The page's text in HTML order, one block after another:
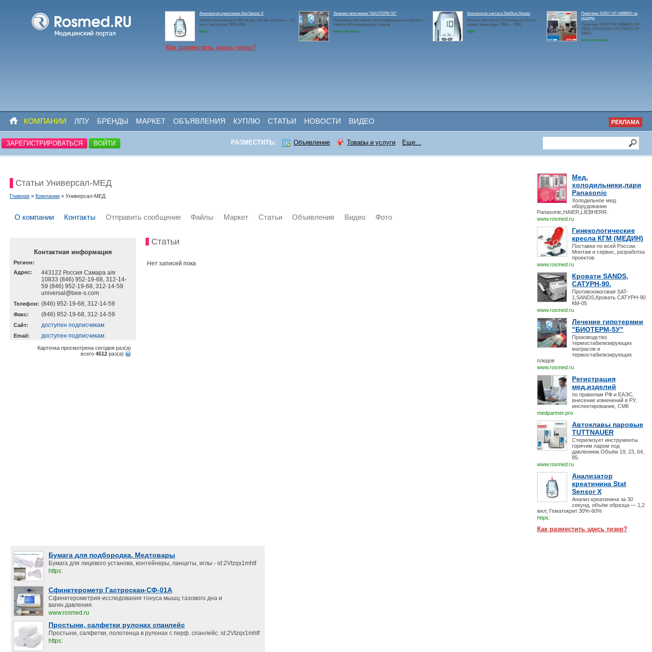
Анализатор креатинина Stat Sensor X
Анализ креатинина за 30 секунд, объём образца — 1,2
мкл; Гематокрит 30%-60%
https:
Лечение гипотермии "БИОТЕРМ-5У"
Производство термостабилизирующих матрасов и
термостабилизирующих пледов
www.rosmed.ru
Анализатор лактата StatStrip Xpress
Анализ лактата за 13 секунд из 0,6 мкл
крови, Гематокрит: 20% — 65%
https:
Принтеры SONY UP-X898MD на
складе.
Принтеры SONY UP-X898MD,UP-
25MD,UP-D25MD,UP-D55MD,UP-
55MD.
www.rosmed.ru
Как разместить здесь тизер?
КОМПАНИИ ЛПУ БРЕНДЫ МАРКЕТ ОБЪЯВЛЕНИЯ КУПЛЮ СТАТЬИ НОВОСТИ ВИДЕО РЕКЛАМА
ЗАРЕГИСТРИРОВАТЬСЯ ВОЙТИ РАЗМЕСТИТЬ: Объявление Товары и услуги Еще...
Мед.
холодильники,лари
Panasonic
Холодильное мед.
оборудование
Panasonic,HAIER,LIEBHERR.
www.rosmed.ru
Гинекологические
кресла КГМ (МЕДИН)
Поставки по всей России.
Монтаж и сервис, разработка
проектов.
www.rosmed.ru
Кровати SANDS,
САТУРН-90.
Противоожоговая SAT-
1,SANDS,Кровать САТУРН-90
КМ-05
www.rosmed.ru
Лечение гипотермии
"БИОТЕРМ-5У"
Производство
термостабилизирующих
матрасов и
термостабилизирующих
пледов
www.rosmed.ru
Регистрация
мед.изделий
по правилам РФ и ЕАЭС,
внесение изменений в РУ,
инспектирование, СМК
medpartner.pro
Автоклавы паровые
TUTTNAUER
Стерилизует инструменты
горячим паром под
давлением.Объём 19, 23, 64,
85.
www.rosmed.ru
Анализатор
креатинина Stat
Sensor X
Анализ креатинина за 30
секунд, объём образца — 1,2
мкл; Гематокрит 30%-60%
https:
Как разместить здесь тизер?
Статьи Универсал-МЕД
Главная » Компании » Универсал-МЕД
О компании Контакты Отправить сообщение Файлы Маркет Статьи Объявления Видео Фото
Контактная информация
Регион:
Адрес:
443122 Россия Самара а/я
10833 (846) 952-19-68, 312-14-
59 (846) 952-19-68, 312-14-59
universal@bee-s.com
Телефон: (846) 952-19-68, 312-14-59
Факс: (846) 952-19-68, 312-14-59
Cайт: доступен подписчикам
Email: доступен подписчикам
Карточка просмотрена сегодня раз(a)
всего 4512 раз(a)
Статьи
Нет записей пока
Бумага для подбородка. Медтовары
Бумага для лицевого установа, контейнеры, ланцеты, иглы - id:2Vtzqx1mhtf
https:
Сфинктерометр Гастроскан-СФ-01А
Сфинктерометрия-исследования тонуса мышц тазового дна и
вагин.давления.
www.rosmed.ru
Простыни, салфетки рулонах спанлейс
Простыни, салфетки, полотенца в рулонах с перф. спанлейс. id:2Vtzqx1mhtf
https: